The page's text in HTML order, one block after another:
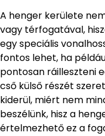
A henger kerülete
vagy térfogatával,
egy speciális
fontos lehet, ha
pontosan ráilleszteni
cső külső részét
kiderül, miért nem
beszélünk, hisz a
értelmezhető ez a